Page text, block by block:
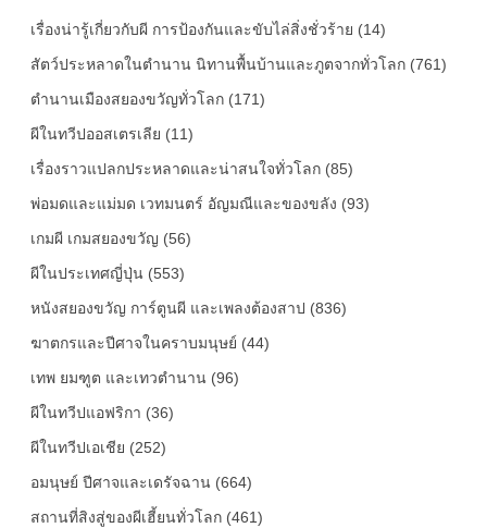
เรื่องน่ารู้เกี่ยวกับผี การป้องกันและขับไล่สิ่งชั่วร้าย (14)
สัตว์ประหลาดในตำนาน นิทานพื้นบ้านและภูตจากทั่วโลก (761)
ตำนานเมืองสยองขวัญทั่วโลก (171)
ผีในทวีปออสเตรเลีย (11)
เรื่องราวแปลกประหลาดและน่าสนใจทั่วโลก (85)
พ่อมดและแม่มด เวทมนตร์ อัญมณีและของขลัง (93)
เกมผี เกมสยองขวัญ (56)
ผีในประเทศญี่ปุ่น (553)
หนังสยองขวัญ การ์ตูนผี และเพลงต้องสาป (836)
ฆาตกรและปีศาจในคราบมนุษย์ (44)
เทพ ยมฑูต และเทวตำนาน (96)
ผีในทวีปแอฟริกา (36)
ผีในทวีปเอเชีย (252)
อมนุษย์ ปีศาจและเดรัจฉาน (664)
สถานที่สิงสู่ของผีเฮี้ยนทั่วโลก (461)